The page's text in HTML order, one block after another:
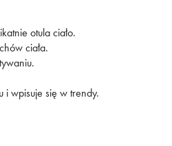
otula ciało.
ciała.
i wpisuje się w trendy.